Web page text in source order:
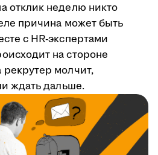
отклик неделю никто
причина может быть
с HR-экспертами
на стороне
рекрутер молчит,
ждать дальше.